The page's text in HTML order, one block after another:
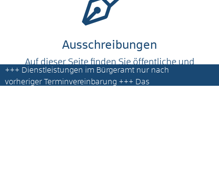
Ausschreibungen
Auf dieser Seite finden Sie öffentliche und
beabsichtigt beschränkte
Ausschreibungen, sowie vergebene
+++ Dienstleistungen im Bürgeramt nur nach
vorheriger Terminvereinbarung +++ Das